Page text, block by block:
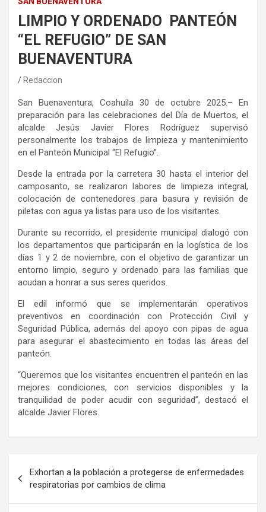
LIMPIO Y ORDENADO PANTEÓN
“EL REFUGIO” DE SAN
BUENAVENTURA
Redaccion
San Buenaventura, Coahuila 30 de octubre 2025.–
En
preparación para las celebraciones del Día de Muertos, el
alcalde Jesús Javier Flores Rodríguez supervisó
personalmente los trabajos de limpieza y mantenimiento
en el Panteón Municipal “El Refugio”.
Desde la entrada por la carretera 30 hasta el interior del
camposanto, se realizaron labores de limpieza integral,
colocación de contenedores para basura y revisión de
piletas con agua ya listas para uso de los visitantes.
Durante su recorrido, el presidente municipal dialogó con
los departamentos que participarán en la logística de los
días 1 y 2 de noviembre, con el objetivo de garantizar un
entorno limpio, seguro y ordenado para las familias que
acudan a honrar a sus seres queridos.
El edil informó que se implementarán operativos
preventivos en coordinación con Protección Civil y
Seguridad Pública, además del apoyo con pipas de agua
para asegurar el abastecimiento en todas las áreas del
panteón.
“Queremos que los visitantes encuentren el panteón en las
mejores condiciones, con servicios disponibles y la
tranquilidad de poder acudir con seguridad”, destacó el
alcalde Javier Flores.
de
entradas
Exhortan a la población a protegerse de enfermedades
respiratorias por cambios de clima